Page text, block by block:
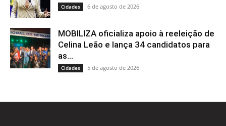
Cidades 6 de agosto de 2026
MOBILIZA oficializa apoio à reeleição de
Celina Leão e lança 34 candidatos para
as...
Cidades 5 de agosto de 2026